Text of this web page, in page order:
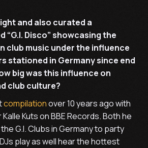
and also curated a
“G.I. Disco” showcasing the
club music under the influence
stationed in Germany since end
big was this influence on
club culture?
compilationover 10 years ago with
Kuts on BBE Records. Both he
G.I. Clubs in Germany to party
play as well hear the hottest